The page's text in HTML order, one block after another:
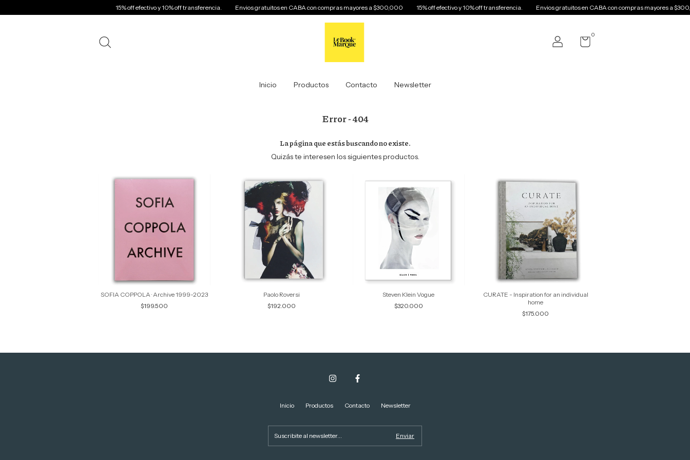
15% off efectivo y 10% off transferencia. Envios gratuitos en CABA con compras mayores a $300,000 15% off efectivo y 10% off transferencia. Envios gratuitos en CABA con compras mayores a
0
Inicio Productos Contacto Newsletter
Error - 404
La página que estás buscando no existe.
Quizás te interesen los siguientes productos.
SOFIA COPPOLA · Archive 1999-2023
$199.500
Paolo Roversi
$192.000
Steven Klein Vogue
$320.000
CURATE - Inspiration for an individual
home
$175.000
Inicio Productos Contacto Newsletter